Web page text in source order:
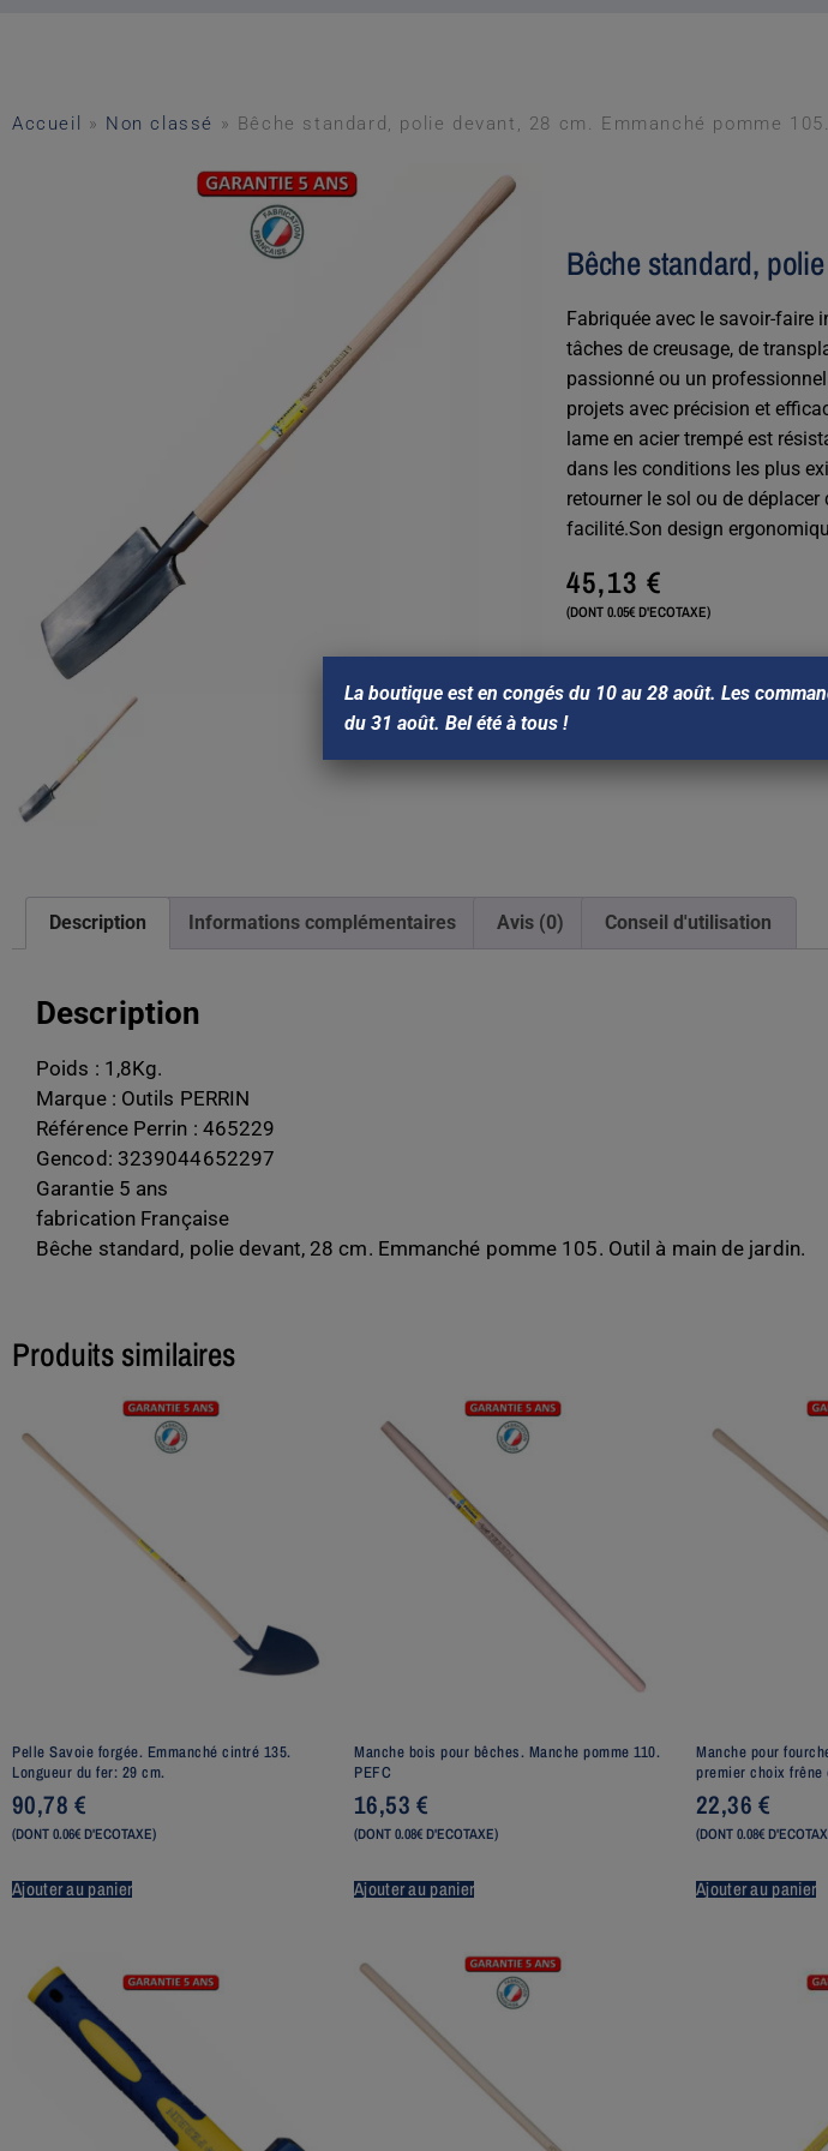
Accueil » Non classé » Bêche standard, polie devant, 28 cm. Emmanché pomme 105.
Bêche standard,
Fabriquée avec le savoir-faire
tâches de creusage, de
passionné ou un
projets avec précision et
lame en acier trempé est
dans les conditions les plus
retourner le sol ou de
facilité.Son design
45,13€
(DONT 0.05€ D'ECOTAXE)
Description Informations complémentaires Avis (0) Conseil d'utilisation
Description
Poids : 1,8Kg.
Marque : Outils PERRIN
Référence Perrin : 465229
Gencod: 3239044652297
Garantie 5 ans
fabrication Française
Bêche standard, polie devant, 28 cm. Emmanché pomme 105. Outil à main de jardin.
Produits similaires
Pelle Savoie forgée. Emmanché cintré 135.
Longueur du fer: 29 cm.
90,78€
(DONT 0.06€ D'ECOTAXE)
Ajouter au panier
Manche bois pour bêches. Manche pomme 110.
PEFC
16,53€
(DONT 0.08€ D'ECOTAXE)
Ajouter au panier
Manche pour
premier choix frêne
22,36€
(DONT 0.08€
Ajouter au panier
La boutique est en congés du 10 au 28 août. Les
du 31 août. Bel été à tous !